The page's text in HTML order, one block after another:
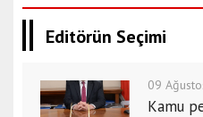
Editörün Seçimi
09
Kamu